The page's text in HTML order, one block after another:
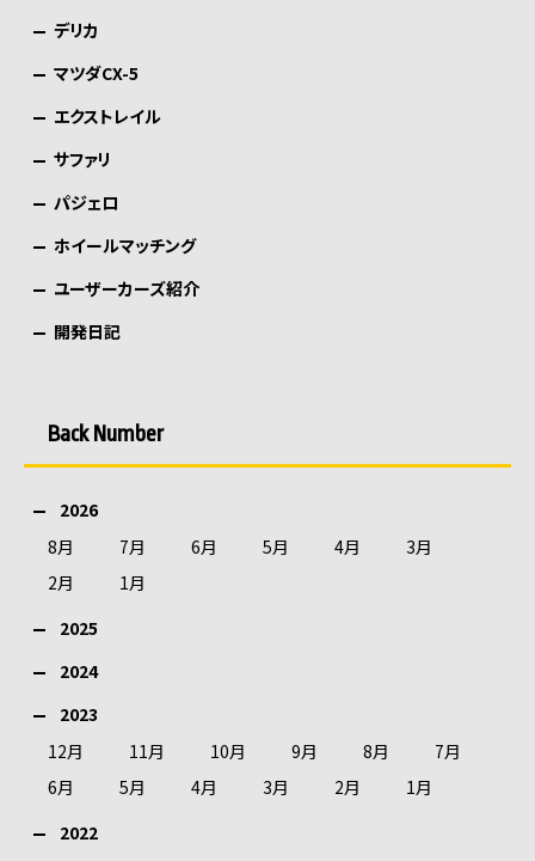
デリカ
マツダCX-5
エクストレイル
サファリ
パジェロ
ホイールマッチング
ユーザーカーズ紹介
開発日記
Back Number
2026
8月
7月 6月 5月 4月
3月
2月
1月
2025
2024
2023
12月
11月 10月 9月 8月
7月
6月
5月 4月 3月 2月
1月
2022